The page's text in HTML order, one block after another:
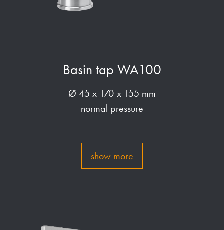
Basin tap WA100
Ø 45 x 170 x 155 mm
normal pressure
show more